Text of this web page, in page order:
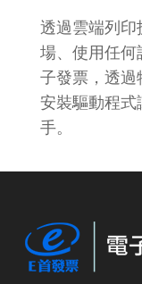
透過雲端列印
場、使用任何
子發票，透過
安裝驅動程式
手。